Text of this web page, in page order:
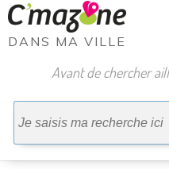
Avant de chercher
Nos
Nos
Nos
Nos
DANS MA VILLE